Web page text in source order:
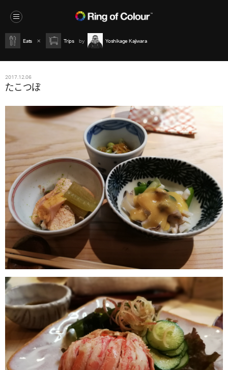
Eats Trips Yoshikage Kajiwara
2017.12.06
たこつぼ